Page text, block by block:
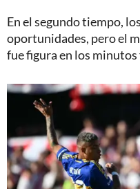
En el segundo tiempo,
oportunidades, pero el
fue figura en los